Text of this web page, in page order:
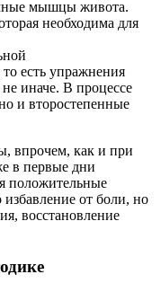
мышцы живота.
необходима для
есть упражнения
иначе. В процессе
и второстепенные
впрочем, как и при
в первые дни
положительные
от боли, но
восстановление